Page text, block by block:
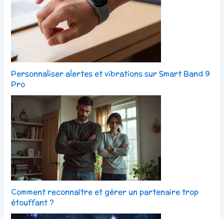
Personnaliser alertes et vibrations sur Smart Band 9
Pro
Comment reconnaître et gérer un partenaire trop
étouffant ?